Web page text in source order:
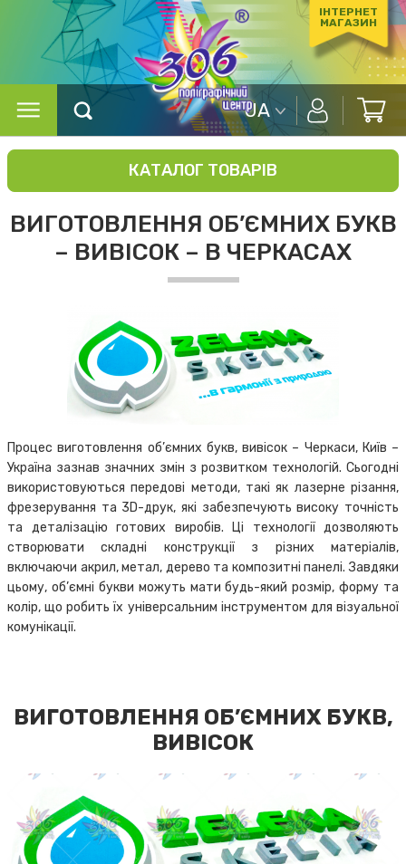
ІНТЕРНЕТ
МАГАЗИН
UA
КАТАЛОГ ТОВАРІВ
ВИГОТОВЛЕННЯ ОБ’ЄМНИХ БУКВ
– ВИВІСОК – В ЧЕРКАСАХ
Процес виготовлення об’ємних букв, вивісок – Черкаси, Київ –
Україна зазнав значних змін з розвитком технологій. Сьогодні
використовуються передові методи, такі як лазерне різання,
фрезерування та 3D-друк, які забезпечують високу точність
та деталізацію готових виробів. Ці технології дозволяють
створювати складні конструкції з різних матеріалів,
включаючи акрил, метал, дерево та композитні панелі. Завдяки
цьому, об’ємні букви можуть мати будь-який розмір, форму та
колір, що робить їх універсальним інструментом для візуальної
комунікації.
ВИГОТОВЛЕННЯ ОБ’ЄМНИХ БУКВ,
ВИВІСОК